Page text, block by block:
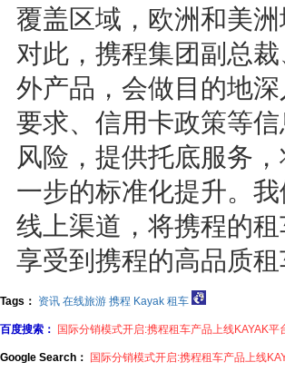
覆盖区域，欧洲和美
对此，携程集团副总
外产品，会做目的地
要求、信用卡政策等
风险，提供托底服务
一步的标准化提升。
线上渠道，将携程的
享受到携程的高品质租
Tags： 资讯 在线旅游 携程 Kayak 租车
百度搜索： 国际分销模式开启:携程租车产品上线KAYAK平
Google Search： 国际分销模式开启:携程租车产品上线